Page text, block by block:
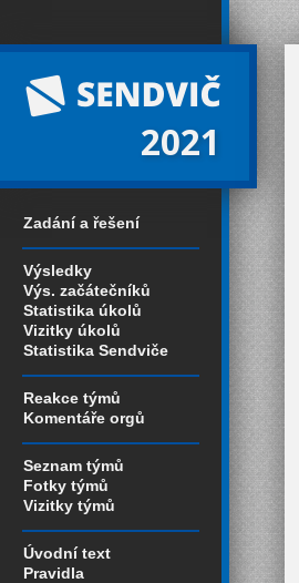
2021
Zadání a řešení
Výsledky
Výs. začátečníků
Statistika úkolů
Vizitky úkolů
Statistika Sendviče
Reakce týmů
Komentáře orgů
Seznam týmů
Fotky týmů
Vizitky týmů
Úvodní text
Pravidla